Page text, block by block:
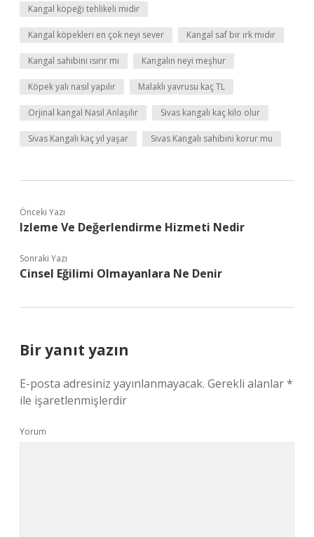
Kangal köpeği tehlikeli midir
Kangal köpekleri en çok neyi sever Kangal saf bir ırk mıdır
Kangal sahibini ısırır mı Kangalın neyi meşhur
Köpek yalı nasıl yapılır Malaklı yavrusu kaç TL
Orjinal kangal Nasıl Anlaşılır Sivas kangalı kaç kilo olur
Sivas Kangalı kaç yıl yaşar Sivas Kangalı sahibini korur mu
Önceki Yazı
Izleme Ve Değerlendirme Hizmeti Nedir
Sonraki Yazı
Cinsel Eğilimi Olmayanlara Ne Denir
Bir yanıt yazın
E-posta adresiniz yayınlanmayacak. Gerekli alanlar*
ile işaretlenmişlerdir
Yorum